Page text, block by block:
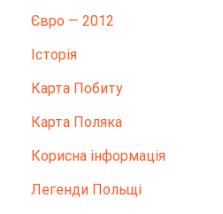
Євро — 2012
Історія
Карта Побиту
Карта Поляка
Корисна інформація
Легенди Польщі